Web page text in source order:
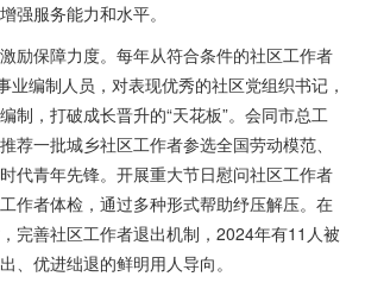
强服务能力和水平。
励保障力度。每年从符合条件的社区工作者
业编制人员，对表现优秀的社区党组织书记，
制，打破成长晋升的“天花板”。会同市总工
荐一批城乡社区工作者参选全国劳动模范、
代青年先锋。开展重大节日慰问社区工作者
作者体检，通过多种形式帮助纾压解压。在
完善社区工作者退出机制，2024年有11人被
、优进绌退的鲜明用人导向。